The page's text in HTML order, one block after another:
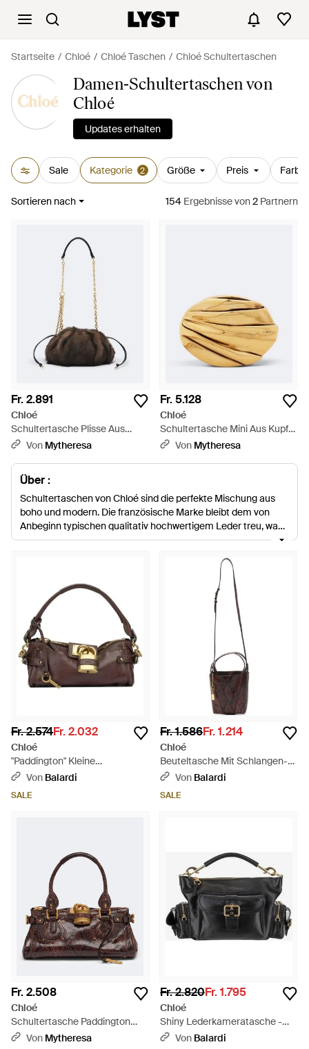
Startseite Chloé Chloé Taschen Chloé Schultertaschen
Damen-Schultertaschen von
Chloé
Updates erhalten
Sale Kategorie 2 Größe Preis Farbe
Sortieren nach 154 Ergebnissevon2 Partnern
Fr. 2.891
Chloé
Schultertasche Plisse Aus
Shearling - Schwarz
Von Mytheresa
Fr. 5.128
Chloé
Schultertasche Mini Aus Kupfer
Und Messing - Mettallic
Von Mytheresa
Über :
Schultertaschen von Chloé sind die perfekte Mischung aus
boho und modern. Die französische Marke bleibt dem von
Anbeginn typischen qualitativ hochwertigem Leder treu, was
ihre Schultertaschen zu einer ultimativen Investition macht.
sattelförmige Drew, die Inez mit Tunnelzug und die ultra
schicke Fave. Es stehen endlos viele Farboptionen und
Materialien zur Auswahl, sodass Sie bestimmt ihren Liebling
finden.
Fr. 2.574Fr. 2.032
Chloé
"Paddington" Kleine
Handtasche - Mettallic
Von Balardi
SALE
Fr. 1.586Fr. 1.214
Chloé
Beuteltasche Mit Schlangen-
Effekt - Weiß
Von Balardi
SALE
Fr. 2.508
Chloé
Schultertasche Paddington
Small Aus Leder - Braun
Von Mytheresa
Fr. 2.820Fr. 1.795
Chloé
Shiny Lederkameratasche -
Schwarz
Von Balardi